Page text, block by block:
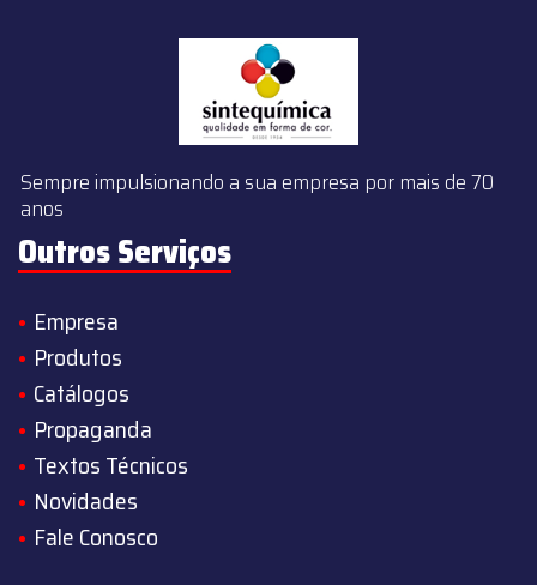
Sempre impulsionando a sua empresa por mais de 70
anos
Outros Serviços
Empresa
Produtos
Catálogos
Propaganda
Textos Técnicos
Novidades
Fale Conosco